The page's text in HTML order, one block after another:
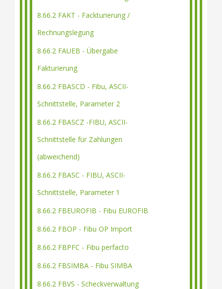
8.66.2 FAKT - Fackturierung /
Rechnungslegung
8.66.2 FAUEB - Übergabe
Fakturierung
8.66.2 FBASCD - Fibu, ASCII-
Schnittstelle, Parameter 2
8.66.2 FBASCZ -FIBU, ASCII-
Schnittstelle für Zahlungen
(abweichend)
8.66.2 FBASC - FIBU, ASCII-
Schnittstelle, Parameter 1
8.66.2 FBEUROFIB - Fibu EUROFIB
8.66.2 FBOP - Fibu OP Import
8.66.2 FBPFC - Fibu perfacto
8.66.2 FBSIMBA - Fibu SIMBA
8.66.2 FBVS - Scheckverwaltung